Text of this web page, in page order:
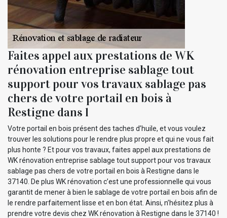
Faites appel aux prestations de WK
rénovation entreprise sablage tout
support pour vos travaux sablage pas
chers de votre portail en bois à
Restigne dans l
Votre portail en bois présent des taches d’huile, et vous voulez
trouver les solutions pour le rendre plus propre et qui ne vous fait
plus honte ? Et pour vos travaux, faites appel aux prestations de
WK rénovation entreprise sablage tout support pour vos travaux
sablage pas chers de votre portail en bois à Restigne dans le
37140. De plus WK rénovation c’est une professionnelle qui vous
garantit de mener à bien le sablage de votre portail en bois afin de
le rendre parfaitement lisse et en bon état. Ainsi, n’hésitez plus à
prendre votre devis chez WK rénovation à Restigne dans le 37140 !